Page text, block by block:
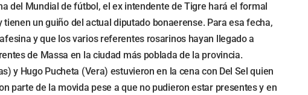
del Mundial de fútbol, el ex intendente de Tigre hará el formal
un guiño del actual diputado bonaerense. Para esa fecha,
y que los varios referentes rosarinos hayan llegado a
de Massa en la ciudad más poblada de la provincia.
y Hugo Pucheta (Vera) estuvieron en la cena con Del Sel quien
parte de la movida pese a que no pudieron estar presentes y en